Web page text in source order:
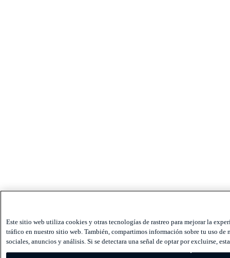
Este sitio web utiliza cookies y otras tecnologías de rastreo para mejorar la
tráfico en nuestro sitio web. También, compartimos información sobre tu uso de
sociales, anuncios y análisis. Si se detectara una señal de optar por excluirse,